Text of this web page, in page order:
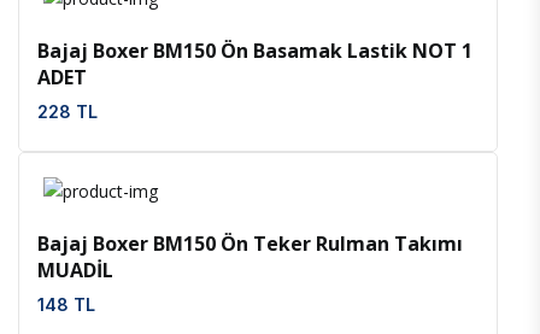
Bajaj Boxer BM150 Ön Basamak Lastik NOT 1
ADET
228 TL
Bajaj Boxer BM150 Ön Teker Rulman Takımı
MUADİL
148 TL